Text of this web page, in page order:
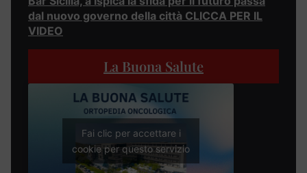
dal nuovo governo della città CLICCA PER IL
VIDEO
La Buona Salute
Fai clic per accettare i
cookie per questo servizio